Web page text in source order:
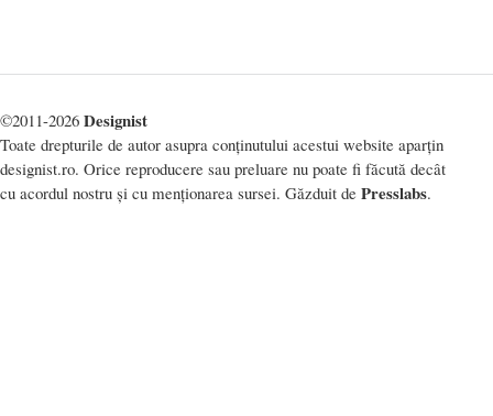
©2011-2026 Designist
Toate drepturile de autor asupra conținutului acestui website aparțin
designist.ro. Orice reproducere sau preluare nu poate fi făcută decât
cu acordul nostru și cu menționarea sursei. Găzduit de Presslabs.